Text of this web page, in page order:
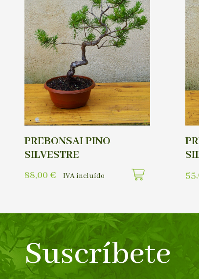
PREBONSAI PINO
SILVESTRE
88,00 € IVA incluído
Suscríbete